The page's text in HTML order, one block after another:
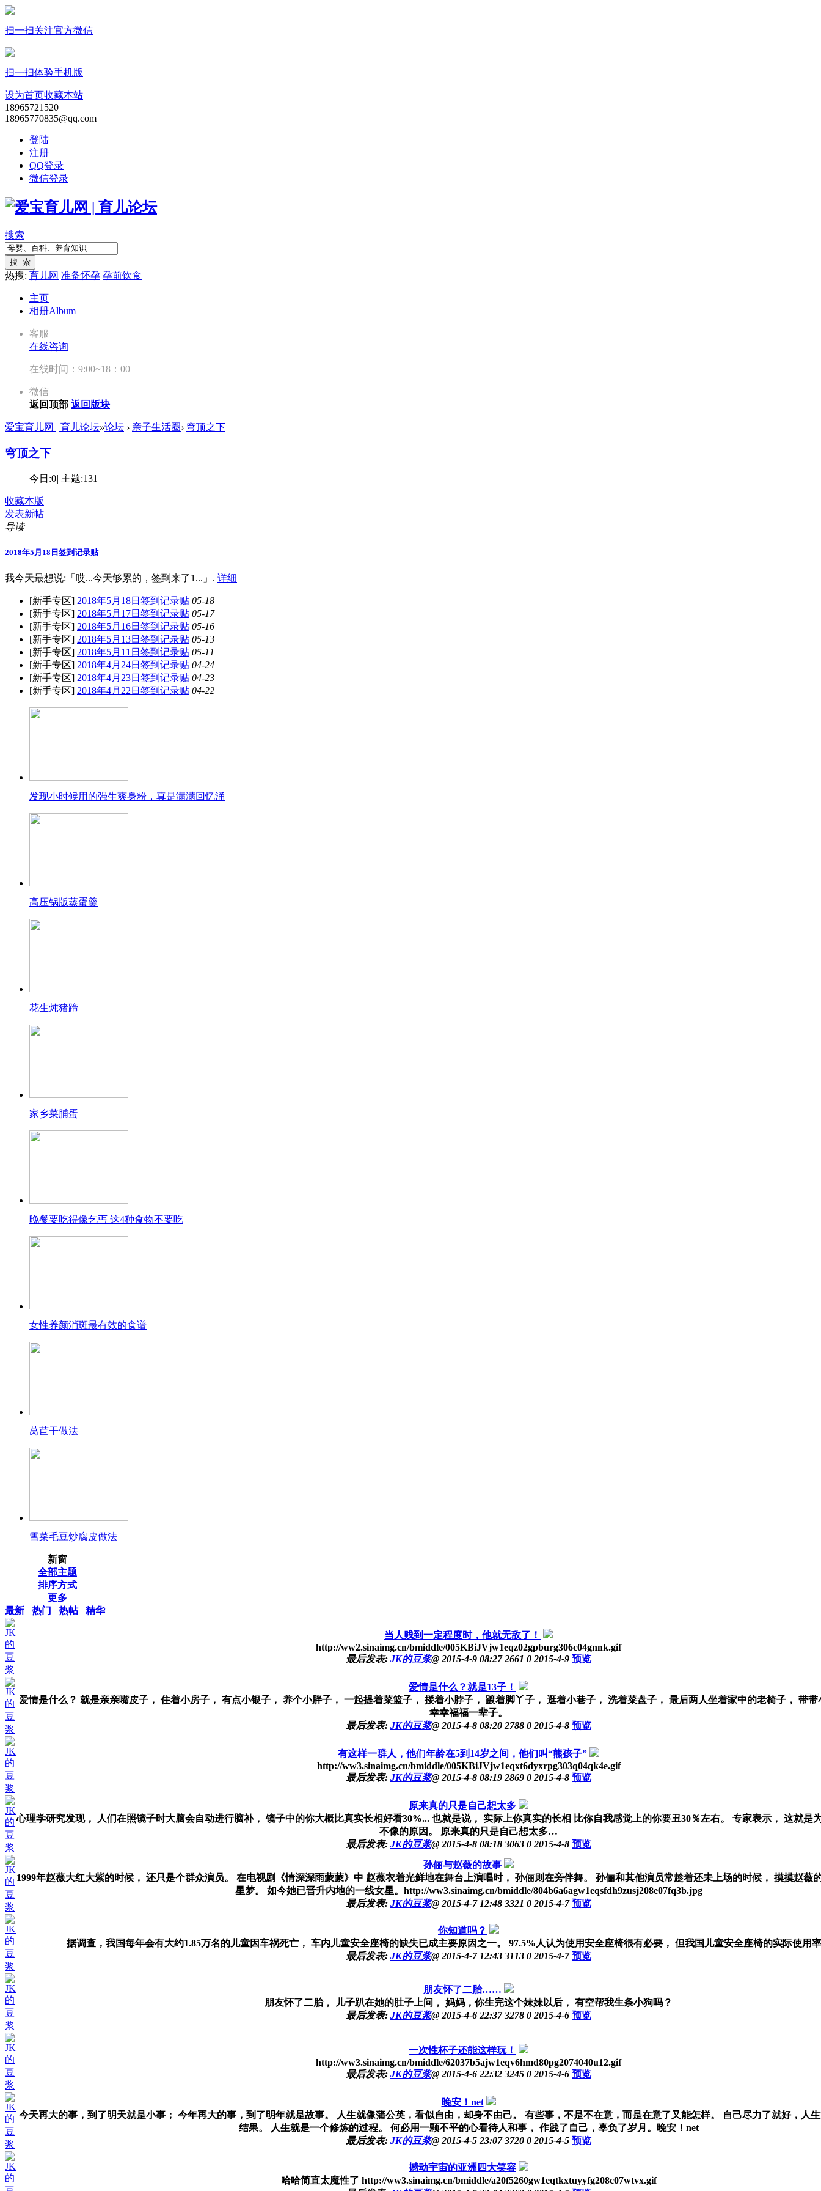
扫一扫关注官方微信
扫一扫体验手机版
设为首页收藏本站
18965721520
18965770835@qq.com
登陆
注册
QQ登录
微信登录
搜索
搜 索
热搜: 育儿网 准备怀孕 孕前饮食
主页
相册Album
客服
在线咨询
在线时间：9:00~18：00
微信
返回顶部 返回版块
爱宝育儿网 | 育儿论坛»论坛 › 亲子生活圈› 穹顶之下
穹顶之下
今日:0| 主题:131
收藏本版
发表新帖
导读
2018年5月18日签到记录贴
我今天最想说:「哎...今天够累的，签到来了1...」. 详细
[新手专区] 2018年5月18日签到记录贴 05-18
[新手专区] 2018年5月17日签到记录贴 05-17
[新手专区] 2018年5月16日签到记录贴 05-16
[新手专区] 2018年5月13日签到记录贴 05-13
[新手专区] 2018年5月11日签到记录贴 05-11
[新手专区] 2018年4月24日签到记录贴 04-24
[新手专区] 2018年4月23日签到记录贴 04-23
[新手专区] 2018年4月22日签到记录贴 04-22
发现小时候用的强生爽身粉，真是满满回忆涌
高压锅版蒸蛋羹
花生炖猪蹄
家乡菜脯蛋
晚餐要吃得像乞丐 这4种食物不要吃
女性养颜消斑最有效的食谱
莴苣干做法
雪菜毛豆炒腐皮做法
新窗
全部主题
排序方式
更多
最新
热门 热帖 精华
JK
的
豆
浆
当人贱到一定程度时，他就无敌了！
http://ww2.sinaimg.cn/bmiddle/005KBiJVjw1eqz02gpburg306c04gnnk.gif
最后发表: JK的豆浆@ 2015-4-9 08:27 2661 0 2015-4-9 预览
JK
的
豆
浆
爱情是什么？就是13子！
爱情是什么？ 就是亲亲嘴皮子， 住着小房子， 有点小银子， 养个小胖子， 一起提着菜篮子， 搂着小脖子， 踱着脚丫子， 逛着小巷子， 洗着菜盘子， 最后两人坐着家中的老椅子， 带
幸幸福福一辈子。
最后发表: JK的豆浆@ 2015-4-8 08:20 2788 0 2015-4-8 预览
JK
的
豆
浆
有这样一群人，他们年龄在5到14岁之间，他们叫“熊孩子”
http://ww3.sinaimg.cn/bmiddle/005KBiJVjw1eqxt6dyxrpg303q04qk4e.gif
最后发表: JK的豆浆@ 2015-4-8 08:19 2869 0 2015-4-8 预览
JK
的
豆
浆
原来真的只是自己想太多
心理学研究发现， 人们在照镜子时大脑会自动进行脑补， 镜子中的你大概比真实长相好看30%... 也就是说， 实际上你真实的长相 比你自我感觉上的你要丑30％左右。 专家表示， 这就是
不像的原因。 原来真的只是自己想太多…
最后发表: JK的豆浆@ 2015-4-8 08:18 3063 0 2015-4-8 预览
JK
的
豆
浆
孙俪与赵薇的故事
1999年赵薇大红大紫的时候， 还只是个群众演员。 在电视剧《情深深雨蒙蒙》中 赵薇衣着光鲜地在舞台上演唱时， 孙俪则在旁伴舞。 孙俪和其他演员常趁着还未上场的时候， 摸摸赵薇
星梦。 如今她已晋升内地的一线女星。http://ww3.sinaimg.cn/bmiddle/804b6a6agw1eqsfdh9zusj208e07fq3b.jpg
最后发表: JK的豆浆@ 2015-4-7 12:48 3321 0 2015-4-7 预览
JK
的
豆
浆
你知道吗？
据调查，我国每年会有大约1.85万名的儿童因车祸死亡， 车内儿童安全座椅的缺失已成主要原因之一。 97.5%人认为使用安全座椅很有必要， 但我国儿童安全座椅的实际使用
最后发表: JK的豆浆@ 2015-4-7 12:43 3113 0 2015-4-7 预览
JK
的
豆
浆
朋友怀了二胎……
朋友怀了二胎， 儿子趴在她的肚子上问， 妈妈，你生完这个妹妹以后， 有空帮我生条小狗吗？
最后发表: JK的豆浆@ 2015-4-6 22:37 3278 0 2015-4-6 预览
JK
的
豆
浆
一次性杯子还能这样玩！
http://ww3.sinaimg.cn/bmiddle/62037b5ajw1eqv6hmd80pg2074040u12.gif
最后发表: JK的豆浆@ 2015-4-6 22:32 3245 0 2015-4-6 预览
JK
的
豆
浆
晚安！net
今天再大的事，到了明天就是小事； 今年再大的事，到了明年就是故事。 人生就像蒲公英，看似自由，却身不由己。 有些事，不是不在意，而是在意了又能怎样。 自己尽力了就好，人
结果。 人生就是一个修炼的过程。 何必用一颗不平的心看待人和事， 作践了自己，辜负了岁月。晚安！net
最后发表: JK的豆浆@ 2015-4-5 23:07 3720 0 2015-4-5 预览
JK
的
撼动宇宙的亚洲四大笑容
哈哈简直太魔性了 http://ww3.sinaimg.cn/bmiddle/a20f5260gw1eqtkxtuyyfg208c07wtvx.gif